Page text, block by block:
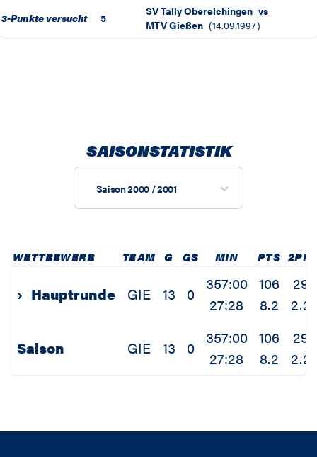
3-Punkte versucht 5 SV Tally Oberelchingen vs
MTV Gießen (14.09.1997)
SAISONSTATISTIK
Saison 2000 / 2001
WETTBEWERB TEAM G GS MIN PTS 2PM
› Hauptrunde GIE 13 0
357:00
27:28
106
8.2
29
2.2
Saison GIE 13 0
357:00
27:28
106
8.2
29
2.2